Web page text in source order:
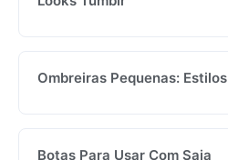
Ombreiras Pequenas: Estilos
Botas Para Usar Com Saia